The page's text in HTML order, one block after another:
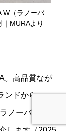
W（ラノーバ
MURAより
。高品質なが
ンドから、
ノーバ W）